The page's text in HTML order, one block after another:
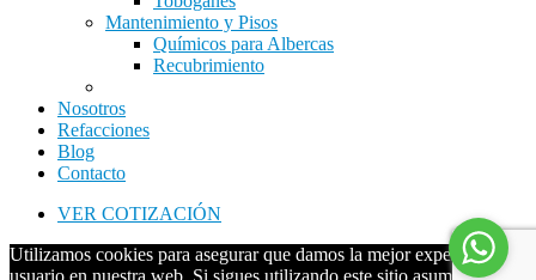
Mantenimiento y Pisos
Químicos para Albercas
Recubrimiento
Nosotros
Refacciones
Blog
Contacto
VER COTIZACIÓN
Utilizamos cookies para asegurar que damos la mejor experiencia al